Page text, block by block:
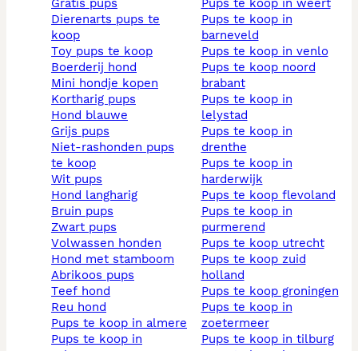
gratis pups
dierenarts pups te
koop
toy pups te koop
boerderij hond
mini hondje kopen
kortharig pups
hond blauwe
grijs pups
niet-rashonden pups
te koop
wit pups
hond langharig
bruin pups
zwart pups
volwassen honden
hond met stamboom
abrikoos pups
teef hond
reu hond
pups te koop in almere
pups te koop in
pups te koop in weert
pups te koop in
barneveld
pups te koop in venlo
pups te koop noord
brabant
pups te koop in
lelystad
pups te koop in
drenthe
pups te koop in
harderwijk
pups te koop flevoland
pups te koop in
purmerend
pups te koop utrecht
pups te koop zuid
holland
pups te koop groningen
pups te koop in
zoetermeer
pups te koop in tilburg